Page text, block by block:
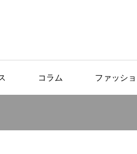
コラム ファッシ